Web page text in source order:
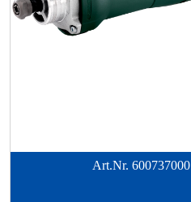
Art.Nr. 600737000